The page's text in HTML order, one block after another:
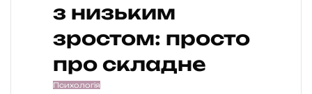
з низьким
зростом: просто
про складне
Психологія